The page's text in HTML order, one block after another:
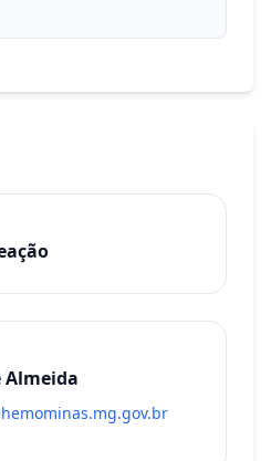
Almeida